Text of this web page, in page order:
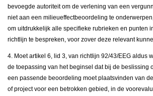
bevoegde autoriteit om de verlening van een
niet aan een milieueffectbeoordeling te
om uitdrukkelijk alle specifieke rubrieken en punten
richtlijn te bespreken, voor zover deze relevant
4. Moet artikel 6, lid 3, van richtlijn 92/43/EEG aldus
de toepassing van het beginsel dat bij de beslissing
een passende beoordeling moet plaatsvinden van
of project voor een betrokken gebied, in de